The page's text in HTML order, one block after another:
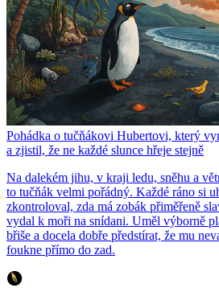
Pohádka o tučňákovi Hubertovi, který
a zjistil, že ne každé slunce hřeje stejně
Na dalekém jihu, v kraji ledu, sněhu a
to tučňák velmi pořádný. Každé ráno si
zkontroloval, zda má zobák přiměřeně
vydal k moři na snídani. Uměl výborně
břiše a docela dobře předstírat, že mu
foukne přímo do zad.